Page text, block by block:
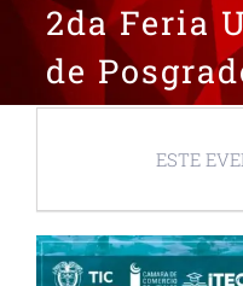
2da Feria
de
ESTE